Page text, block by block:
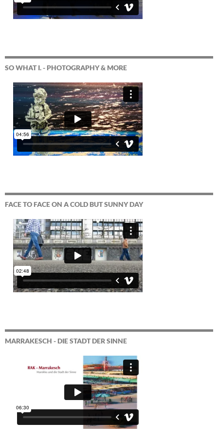
SO WHAT I. - PHOTOGRAPHY & MORE
FACE TO FACE ON A COLD BUT SUNNY DAY
MARRAKESCH - DIE STADT DER SINNE